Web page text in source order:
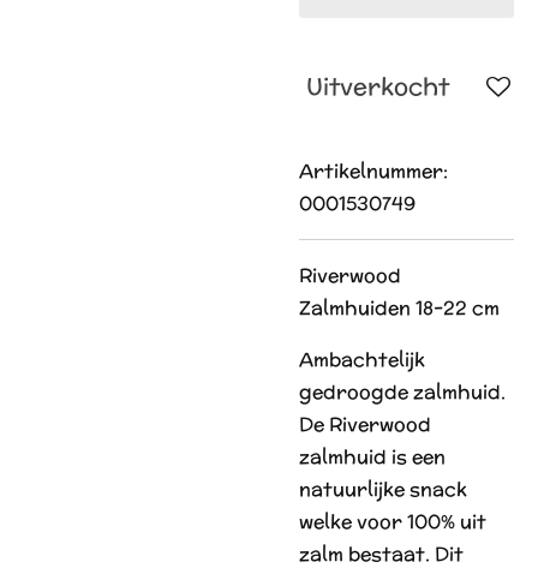
Uitverkocht
Artikelnummer:
0001530749
Riverwood
Zalmhuiden 18-22 cm
Ambachtelijk
gedroogde zalmhuid.
De Riverwood
zalmhuid is een
natuurlijke snack
welke voor 100% uit
zalm bestaat. Dit